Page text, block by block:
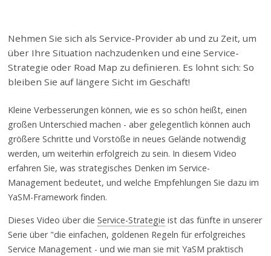
Nehmen Sie sich als Service-Provider ab und zu Zeit, um
über Ihre Situation nachzudenken und eine Service-
Strategie oder Road Map zu definieren. Es lohnt sich: So
bleiben Sie auf längere Sicht im Geschäft!
Kleine Verbesserungen können, wie es so schön heißt, einen
großen Unterschied machen - aber gelegentlich können auch
größere Schritte und Vorstöße in neues Gelände notwendig
werden, um weiterhin erfolgreich zu sein. In diesem Video
erfahren Sie, was strategisches Denken im Service-
Management bedeutet, und welche Empfehlungen Sie dazu im
YaSM-Framework finden.
Dieses Video über dieService-Strategie ist das fünfte in unserer
Serie über "die einfachen, goldenen Regeln für erfolgreiches
Service Management - und wie man sie mit YaSM praktisch